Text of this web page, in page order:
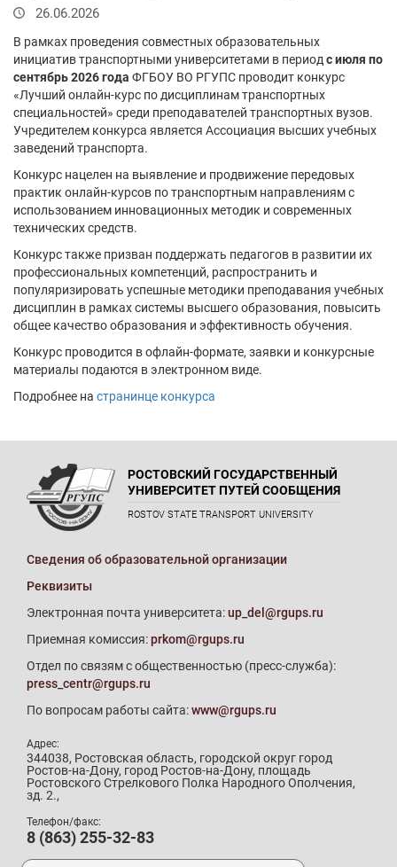
26.06.2026
В рамках проведения совместных образовательных
инициатив транспортными университетами в период с июля по
сентябрь 2026 года ФГБОУ ВО РГУПС проводит конкурс
«Лучший онлайн-курс по дисциплинам транспортных
специальностей» среди преподавателей транспортных вузов.
Учредителем конкурса является Ассоциация высших учебных
заведений транспорта.
Конкурс нацелен на выявление и продвижение передовых
практик онлайн-курсов по транспортным направлениям с
использованием инновационных методик и современных
технических средств.
Конкурс также призван поддержать педагогов в развитии их
профессиональных компетенций, распространить и
популяризировать успешные методики преподавания учебных
дисциплин в рамках системы высшего образования, повысить
общее качество образования и эффективность обучения.
Конкурс проводится в офлайн-формате, заявки и конкурсные
материалы подаются в электронном виде.
Подробнее на странинце конкурса
РОСТОВСКИЙ ГОСУДАРСТВЕННЫЙ
УНИВЕРСИТЕТ ПУТЕЙ СООБЩЕНИЯ
ROSTOV STATE TRANSPORT UNIVERSITY
Сведения об образовательной организации
Реквизиты
Электронная почта университета:up_del@rgups.ru
Приемная комиссия:prkom@rgups.ru
Отдел по связям с общественностью (пресс-служба):
press_centr@rgups.ru
По вопросам работы сайта:www@rgups.ru
Адрес:
344038, Ростовская область, городской округ город
Ростов-на-Дону, город Ростов-на-Дону, площадь
Ростовского Стрелкового Полка Народного Ополчения,
зд. 2.,
Телефон/факс:
8 (863) 255-32-83